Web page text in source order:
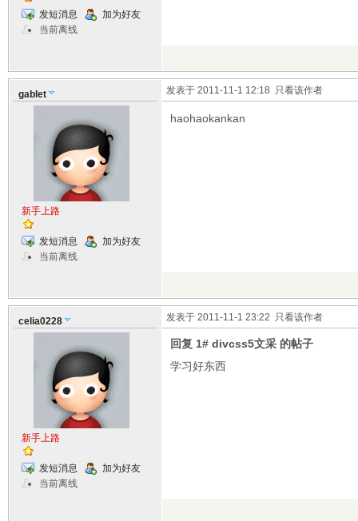
发短消息
加为好友
当前离线
gablet
新手上路
发短消息
加为好友
当前离线
发表于 2011-11-1 12:18 只看该作者
haohaokankan
celia0228
新手上路
发短消息
加为好友
当前离线
发表于 2011-11-1 23:22 只看该作者
回复 1# divcss5文采 的帖子
学习好东西